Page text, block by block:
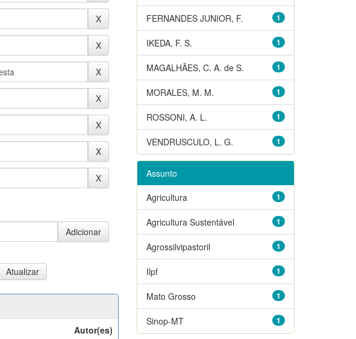
Autor(es)
1
FERNANDES JUNIOR, F.
1
IKEDA, F. S.
1
MAGALHÃES, C. A. de S.
1
MORALES, M. M.
1
ROSSONI, A. L.
1
VENDRUSCULO, L. G.
Assunto
1
Agricultura
1
Agricultura Sustentável
1
Agrossilvipastoril
1
Ilpf
1
Mato Grosso
1
Sinop-MT